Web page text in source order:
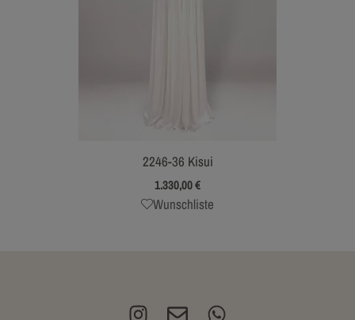
2246-36 Kisui
1.330,00€
Wunschliste